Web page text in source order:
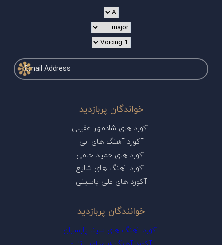
خواندگان پربازدید
آکورد های شادمهر عقیلی
آکورد آهنگ های ابی
آکورد های حمید حامی
آکورد آهنگ های شایع
آکورد های علی یاسینی
خوانندگان پربازدید
آکورد آهنگ های سینا پارسیان